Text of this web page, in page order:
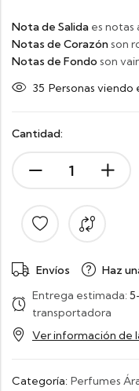
Nota de Salida es notas
Notas de Corazónson
Notas de Fondo son
35 Personas
Cantidad:
Envíos Haz
Entrega estimada:
transportadora
Ver información de
Categoría: Perfumes